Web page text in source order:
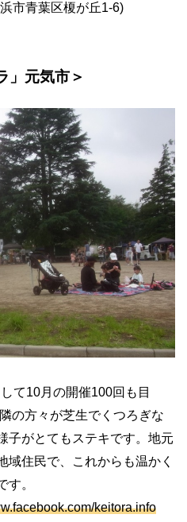
市青葉区榎が丘1-6)
」元気市＞
て10月の開催100回も目
の方々が芝生でくつろぎな
子がとてもステキです。地元
域住民で、これからも温かく
す。
keitora.info